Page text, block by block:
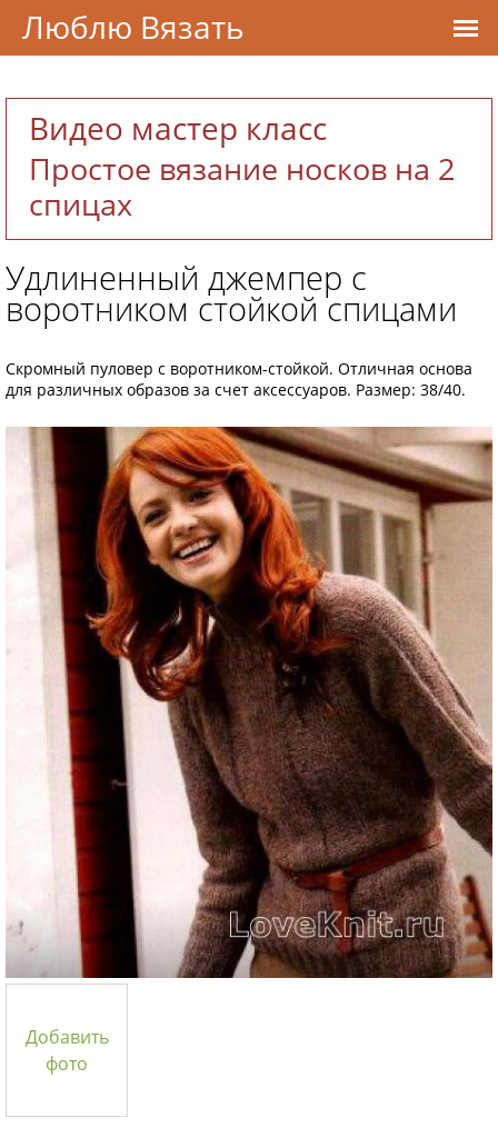
Видео мастер класс
Простое вязание носков на 2
спицах
Удлиненный джемпер с
воротником стойкой спицами
Скромный пуловер с воротником-стойкой. Отличная основа
для различных образов за счет аксессуаров. Размер: 38/40.
Добавить
фото
Люблю Вязать